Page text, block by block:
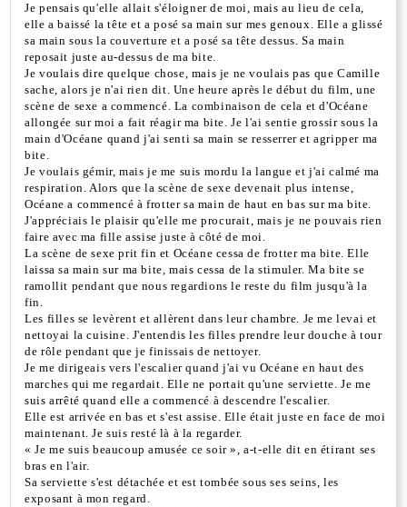
Je pensais qu'elle allait s'éloigner de moi, mais au lieu de cela,
elle a baissé la tête et a posé sa main sur mes genoux. Elle a glissé
sa main sous la couverture et a posé sa tête dessus. Sa main
reposait juste au-dessus de ma bite.
Je voulais dire quelque chose, mais je ne voulais pas que Camille
sache, alors je n'ai rien dit. Une heure après le début du film, une
scène de sexe a commencé. La combinaison de cela et d'Océane
allongée sur moi a fait réagir ma bite. Je l'ai sentie grossir sous la
main d'Océane quand j'ai senti sa main se resserrer et agripper ma
bite.
Je voulais gémir, mais je me suis mordu la langue et j'ai calmé ma
respiration. Alors que la scène de sexe devenait plus intense,
Océane a commencé à frotter sa main de haut en bas sur ma bite.
J'appréciais le plaisir qu'elle me procurait, mais je ne pouvais rien
faire avec ma fille assise juste à côté de moi.
La scène de sexe prit fin et Océane cessa de frotter ma bite. Elle
laissa sa main sur ma bite, mais cessa de la stimuler. Ma bite se
ramollit pendant que nous regardions le reste du film jusqu'à la
fin.
Les filles se levèrent et allèrent dans leur chambre. Je me levai et
nettoyai la cuisine. J'entendis les filles prendre leur douche à tour
de rôle pendant que je finissais de nettoyer.
Je me dirigeais vers l'escalier quand j'ai vu Océane en haut des
marches qui me regardait. Elle ne portait qu'une serviette. Je me
suis arrêté quand elle a commencé à descendre l'escalier.
Elle est arrivée en bas et s'est assise. Elle était juste en face de moi
maintenant. Je suis resté là à la regarder.
« Je me suis beaucoup amusée ce soir », a-t-elle dit en étirant ses
bras en l'air.
Sa serviette s'est détachée et est tombée sous ses seins, les
exposant à mon regard.